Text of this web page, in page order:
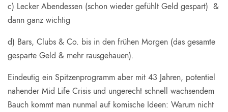
c) Lecker Abendessen (schon wieder gefühlt Geld gespart) &
dann ganz wichtig
d) Bars, Clubs & Co. bis in den frühen Morgen (das gesamte
gesparte Geld & mehr rausgehauen).
Eindeutig ein Spitzenprogramm aber mit 43 Jahren, potentiel
nahender Mid Life Crisis und ungerecht schnell wachsendem
Bauch kommt man nunmal auf komische Ideen: Warum nicht